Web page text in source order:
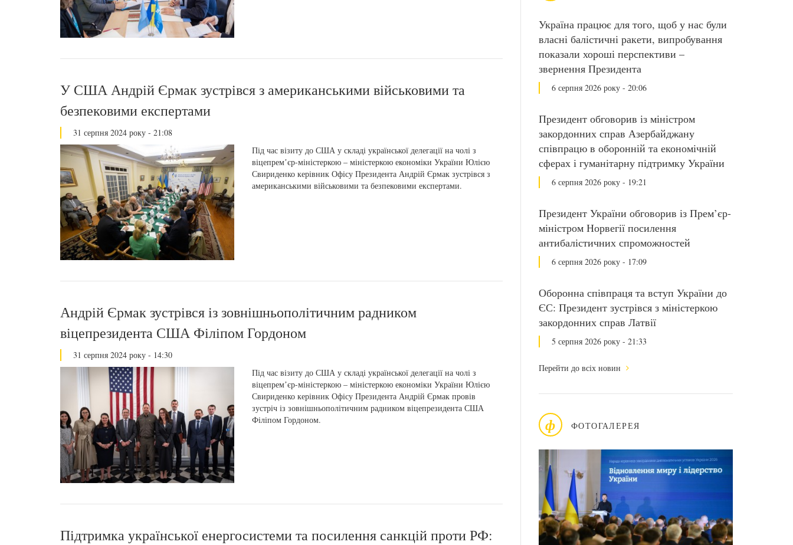
Україна працює для того, щоб у нас були
власні балістичні ракети, випробування
показали хороші перспективи –
звернення Президента
6 серпня 2026 року - 20:06
Президент обговорив із міністром
закордонних справ Азербайджану
співпрацю в оборонній та економічній
сферах і гуманітарну підтримку України
6 серпня 2026 року - 19:21
Президент України обговорив із Прем’єр-
міністром Норвегії посилення
антибалістичних спроможностей
6 серпня 2026 року - 17:09
Оборонна співпраця та вступ України до
ЄС: Президент зустрівся з міністеркою
закордонних справ Латвії
5 серпня 2026 року - 21:33
Перейти до всіх новин
ф ФОТОГАЛЕРЕЯ
У США Андрій Єрмак зустрівся з американськими військовими та
безпековими експертами
31 серпня 2024 року - 21:08
Під час візиту до США у складі української делегації на чолі з
віцепремʼєр-міністеркою – міністеркою економіки України Юлією
Свириденко керівник Офісу Президента Андрій Єрмак зустрівся з
американськими військовими та безпековими експертами.
Андрій Єрмак зустрівся із зовнішньополітичним радником
віцепрезидента США Філіпом Гордоном
31 серпня 2024 року - 14:30
Під час візиту до США у складі української делегації на чолі з
віцепремʼєр-міністеркою – міністеркою економіки України Юлією
Свириденко керівник Офісу Президента Андрій Єрмак провів
зустріч із зовнішньополітичним радником віцепрезидента США
Філіпом Гордоном.
Підтримка української енергосистеми та посилення санкцій проти РФ: